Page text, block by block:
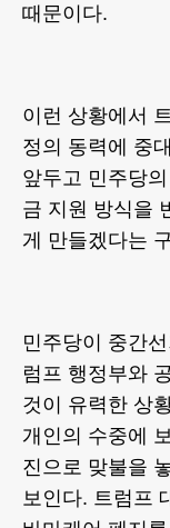
때문이다.
이런 상황에서
정의 동력에 중
앞두고 민주당
금 지원 방식을
게 만들겠다는
민주당이 중간
럼프 행정부와
것이 유력한 상
개인의 수중에
진으로 맞불을
보인다. 트럼프